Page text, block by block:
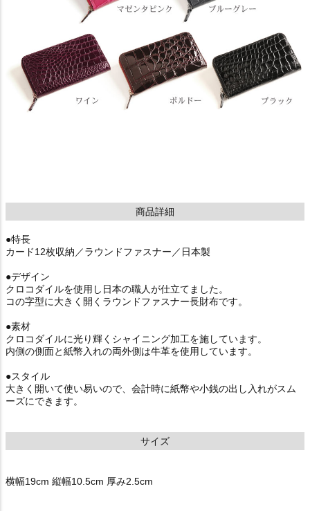
商品詳細
●特長
カード12枚収納／ラウンドファスナー／日本製
●デザイン
クロコダイルを使用し日本の職人が仕立てました。
コの字型に大きく開くラウンドファスナー長財布です。
●素材
クロコダイルに光り輝くシャイニング加工を施しています。
内側の側面と紙幣入れの両外側は牛革を使用しています。
●スタイル
大きく開いて使い易いので、会計時に紙幣や小銭の出し入れがスム
ーズにできます。
サイズ
横幅19cm 縦幅10.5cm 厚み2.5cm